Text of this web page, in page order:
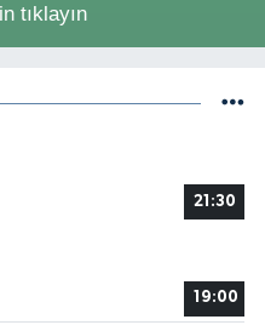
tıklayın
21:30
19:00